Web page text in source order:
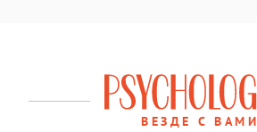
ВЕЗДЕ С ВАМИ